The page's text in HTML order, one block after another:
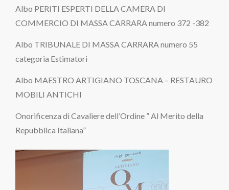
Albo PERITI ESPERTI DELLA CAMERA DI
COMMERCIO DI MASSA CARRARA numero 372 -382
Albo TRIBUNALE DI MASSA CARRARA numero 55
categoria Estimatori
Albo MAESTRO ARTIGIANO TOSCANA – RESTAURO
MOBILI ANTICHI
Onorificenza di Cavaliere dell’Ordine ” Al Merito della
Repubblica Italiana”